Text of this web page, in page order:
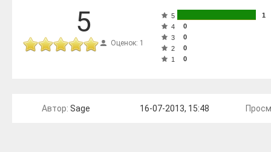
5
Оценок: 1
5
1
4
0
3
0
2
0
1
0
Автор:Sage 16-07-2013, 15:48